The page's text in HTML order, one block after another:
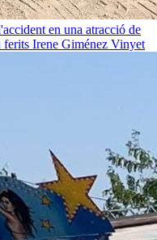
en una atracció de
ferits Irene Giménez Vinyet